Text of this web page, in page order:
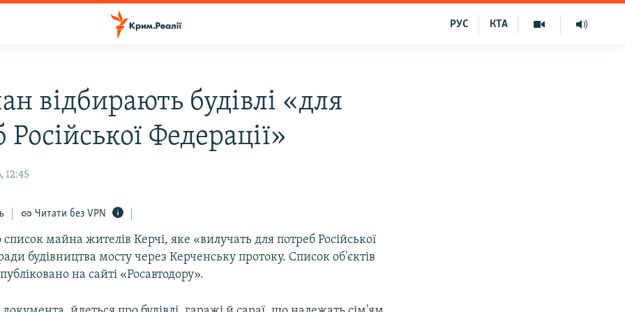
КТА
РУС
відбирають будівлі «для
Російської Федерації»
12:45
Читати без VPN
майна жителів Керчі, яке «вилучать для потреб Російської
будівництва мосту через Керченську протоку. Список об'єктів
на сайті «Росавтодору».